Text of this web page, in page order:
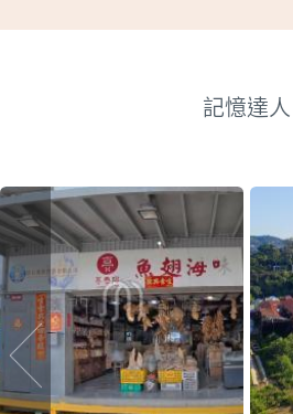
記憶達人